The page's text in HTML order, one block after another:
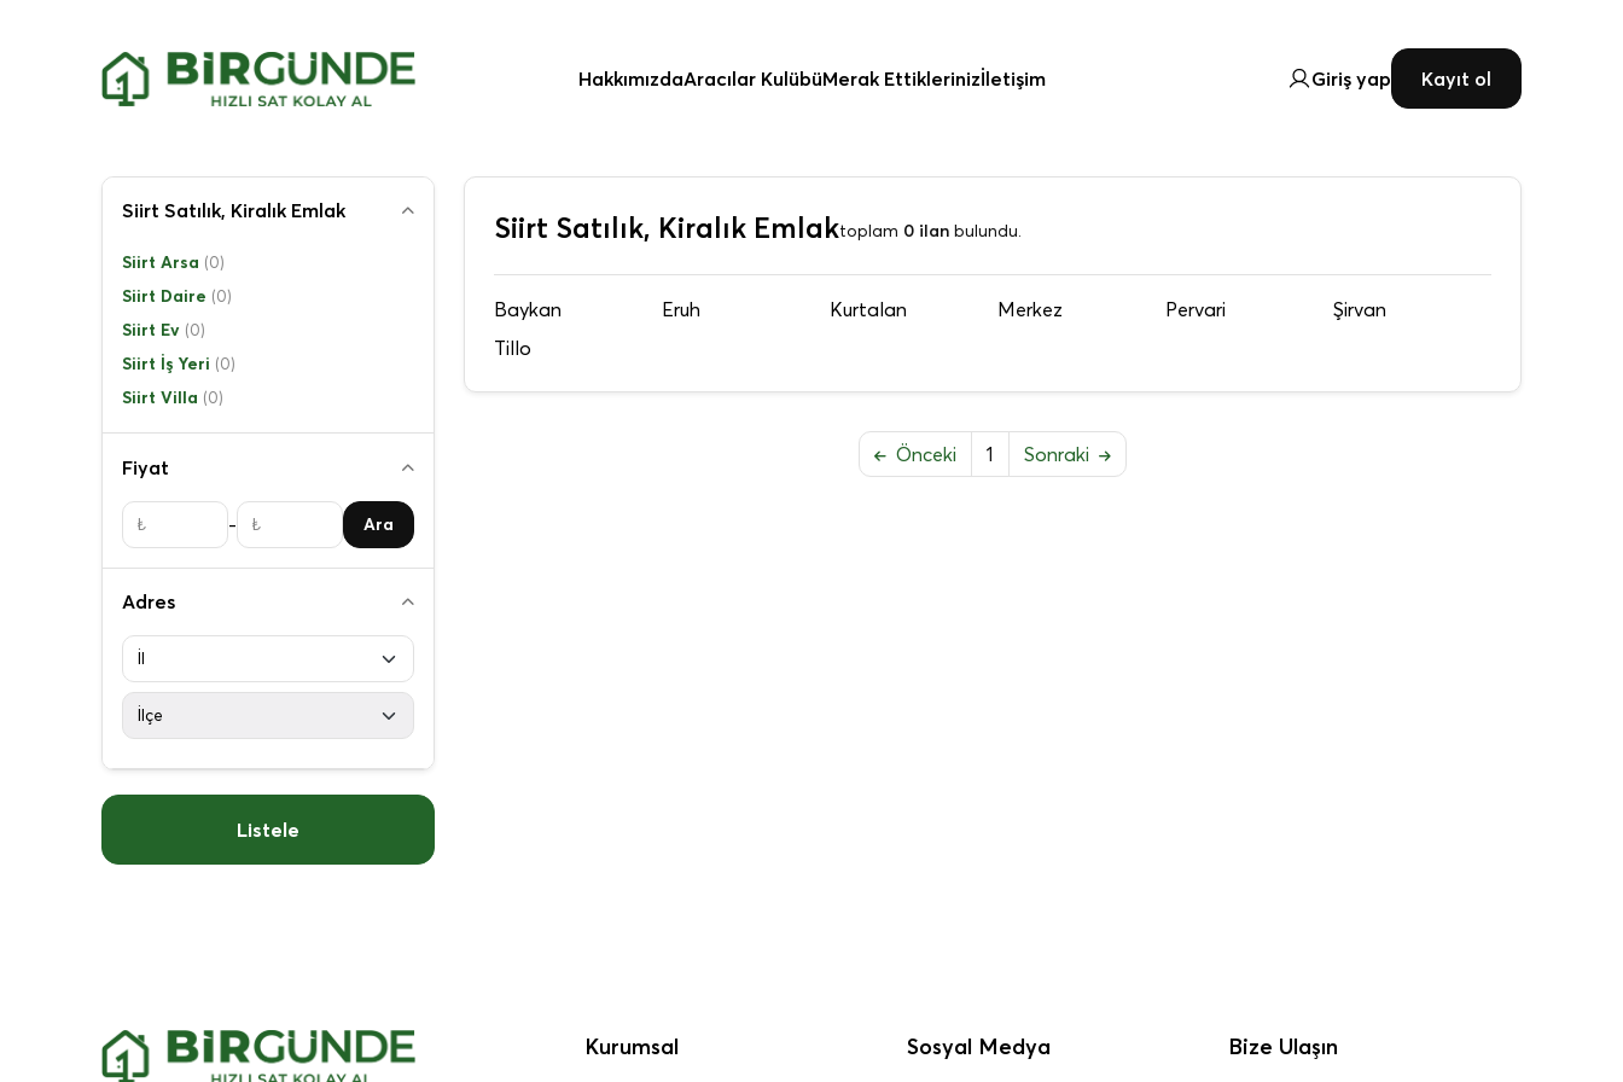
HakkımızdaAracılar KulübüMerak Ettiklerinizİletişim Giriş yap Kayıt ol
Siirt Satılık, Kiralık Emlak
Siirt Arsa (0)
Siirt Daire (0)
Siirt Ev (0)
Siirt İş Yeri (0)
Siirt Villa (0)
Fiyat
- Ara
Adres
Listele
Siirt Satılık, Kiralık Emlaktoplam 0 ilan bulundu.
Baykan Eruh Kurtalan Merkez Pervari
Şirvan
Tillo
Önceki 1 Sonraki
Kurumsal Sosyal Medya Bize Ulaşın